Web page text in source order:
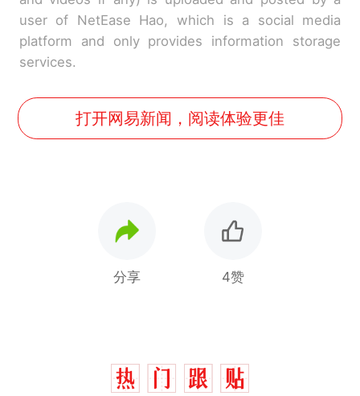
user of NetEase Hao, which is a social media
platform and only provides information storage
services.
打开网易新闻，阅读体验更佳
分享 4赞
热
那个在床头放菜刀的女孩，